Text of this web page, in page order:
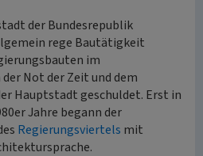
der Bundesrepublik
rege Bautätigkeit
im
Not der Zeit und dem
Hauptstadt geschuldet. Erst in
Jahre begann der
Regierungsviertels mit